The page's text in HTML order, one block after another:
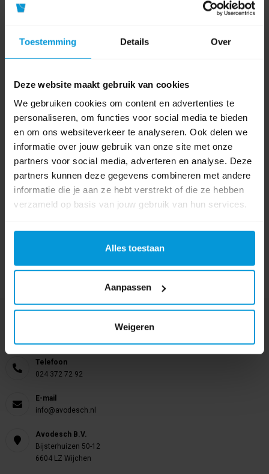
Toestemming Details Over
Deze website maakt gebruik van cookies
We gebruiken cookies om content en advertenties te
personaliseren, om functies voor social media te bieden
en om ons websiteverkeer te analyseren. Ook delen we
informatie over jouw gebruik van onze site met onze
partners voor social media, adverteren en analyse. Deze
partners kunnen deze gegevens combineren met andere
informatie die je aan ze hebt verstrekt of die ze hebben
verzameld op basis van jouw gebruik van hun services.
Alles toestaan
Aanpassen
Weigeren
Product labels
haccp (37), Steel (25), Aluminium (16), hygiene (61),
hygiene steel (8) , 29374 (1)
0 beoordeling(en)
Schrijf als eerste voor dit product een beoordeling
Telefoon
024 372 72 92
E-mail
info@avodesch.nl
Avodesch B.V.
Bijsterhuizen 50-12
6604 LZ Wijchen